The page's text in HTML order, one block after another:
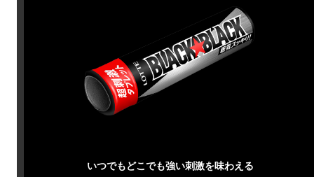
いつでもどこでも強い刺激を味わえる